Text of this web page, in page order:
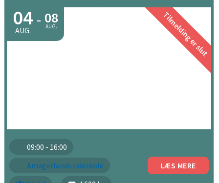
04
AUG.
- 08
AUG. Tilmelding er slut
09:00 - 16:00
Amagerlands rideskole
LÆS MERE